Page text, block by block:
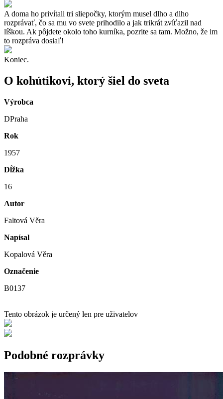
A doma ho privítali tri sliepočky, ktorým musel dlho a dlho
rozprávať, čo sa mu vo svete prihodilo a jak trikrát zvíťazil nad
líškou. Ak pôjdete okolo toho kurníka, pozrite sa tam. Možno, že im
to rozpráva dosiaľ!
Koniec.
O kohútikovi, ktorý šiel do sveta
Výrobca
DPraha
Rok
1957
Dĺžka
16
Autor
Faltová Věra
Napísal
Kopalová Věra
Označenie
B0137
Tento obrázok je určený len pre uživatelov
Podobné rozprávky